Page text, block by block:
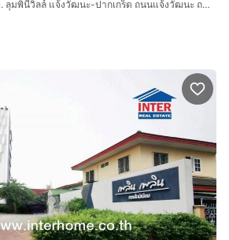
คอนโดมิเนียม 22.78 ตร.ม. ลุมพินีวิลล์ แจ้งวัฒนะ-ปากเกร็ด ถนนแจ้งวัฒนะ ถนนติวานนท์-ปากเกร็ด ปากเกร็ด นนทบุรี